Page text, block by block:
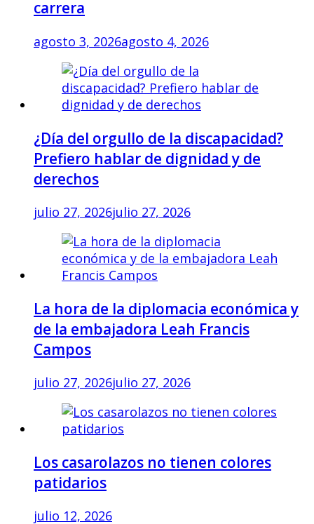
carrera
agosto 3, 2026agosto 4, 2026
¿Día del orgullo de la discapacidad?
Prefiero hablar de dignidad y de
derechos
julio 27, 2026julio 27, 2026
La hora de la diplomacia económica y
de la embajadora Leah Francis
Campos
julio 27, 2026julio 27, 2026
Los casarolazos no tienen colores
patidarios
julio 12, 2026